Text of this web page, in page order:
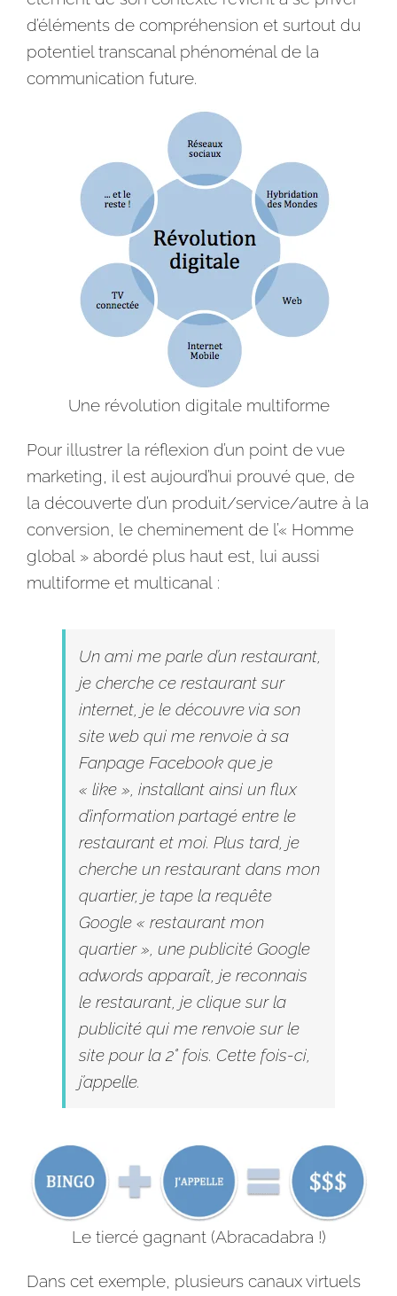
d’éléments de compréhension et surtout du
potentiel transcanal phénoménal de la
communication future.
Une révolution digitale multiforme
Pour illustrer la réflexion d’un point de vue
marketing, il est aujourd’hui prouvé que, de
la découverte d’un produit/service/autre à la
conversion, le cheminement de l’« Homme
global » abordé plus haut est, lui aussi
multiforme et multicanal :
Un ami me parle d’un restaurant,
je cherche ce restaurant sur
internet , je le découvre via son
site web qui me renvoie à sa
Fanpage Facebook que je
« like », installant ainsi un flux
d’information partagé entre le
restaurant et moi. Plus tard, je
cherche un restaurant dans mon
quartier, je tape la requête
Google « restaurant mon
quartier », une publicité Google
adwords apparaît, je reconnais
le restaurant, je clique sur la
publicité qui me renvoie sur le
site pour la 2° fois. Cette fois-ci,
j’appelle.
Le tiercé gagnant (Abracadabra !)
Dans cet exemple, plusieurs canaux virtuels